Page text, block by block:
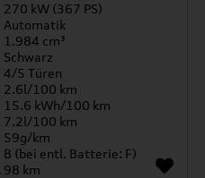
270 kW (367 PS)
Automatik
1.984 cm³
Schwarz
4/5 Türen
2.6l/100 km
15.6 kWh/100 km
7.2l/100 km
59g/km
B (bei entl. Batterie: F)
98 km